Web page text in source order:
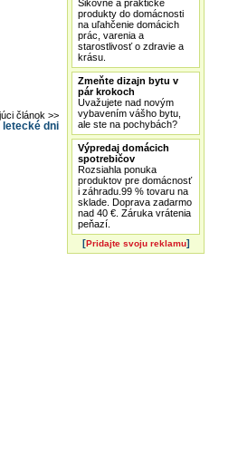
článok >>
letecké dni
Šikovné a praktické
produkty do domácnosti
na uľahčenie domácich
prác, varenia a
starostlivosť o zdravie a
krásu.
Zmeňte dizajn bytu v
pár krokoch
Uvažujete nad novým
vybavením vášho bytu,
ale ste na pochybách?
Výpredaj domácich
spotrebičov
Rozsiahla ponuka
produktov pre domácnosť
i záhradu.99 % tovaru na
sklade. Doprava zadarmo
nad 40 €. Záruka vrátenia
peňazí.
[Pridajte svoju reklamu]